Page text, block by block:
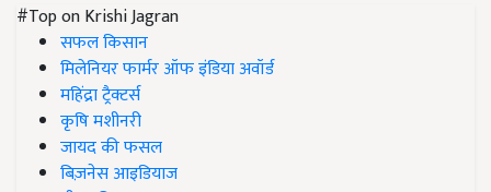
#Top on Krishi Jagran
सफल किसान
मिलेनियर फार्मर ऑफ इंडिया अवॉर्ड
महिंद्रा ट्रैक्टर्स
कृषि मशीनरी
जायद की फसल
बिज़नेस आइडियाज